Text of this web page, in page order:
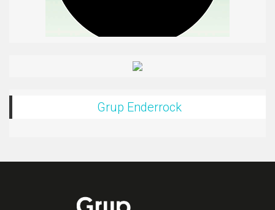
Grup Enderrock